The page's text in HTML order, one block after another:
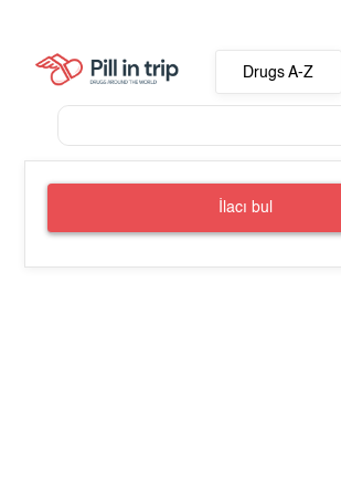
Drugs A-Z
İlacı bul